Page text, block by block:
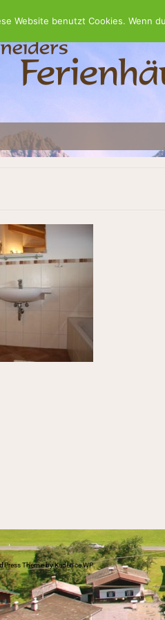
Theme byKadence WP
Website benutzt Cookies. Wenn